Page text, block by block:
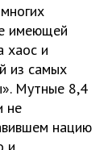
имеющей
хаос и
из самых
Мутные 8,4
не
нацию
и